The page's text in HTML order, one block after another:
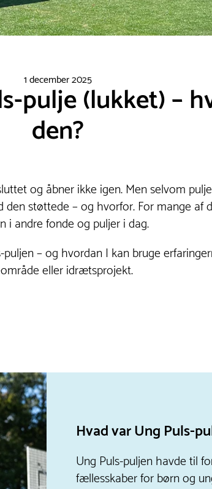
1 december 2025
pulje (lukket) –
den?
og åbner ikke igen. Men selvom
støttede – og hvorfor. For mange af
i andre fonde og puljer i dag.
– og hvordan I kan bruge
eller idrætsprojekt.
Hvad var Ung Puls-
Ung Puls-puljen havde til
fællesskaber for børn og